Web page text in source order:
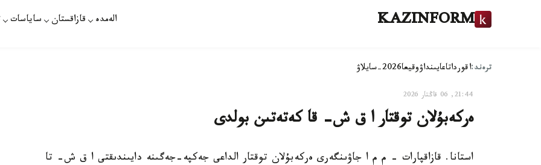
KAZINFORM الەمدە قازاقستان ساياسات
ترەند:اقورداتاعايىنداۋوقيعا2026-سايلاۋ
21:44, 06 قاڭتار 2026
ەركەبۇلان توقتار ا ق ش- قا كەتەتىن بولدى
استانا. قازاقپارات – م م ا جاۋىنگەرى ەركەبۇلان توقتار الداعى جەكپە-جەگىنە دايىندىقتى ا ق ش- تا